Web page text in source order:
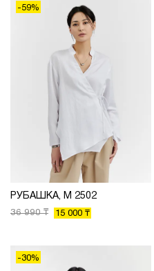
-59%
РУБАШКА, М 2502
36 990 ₸
15 000 ₸
-30%